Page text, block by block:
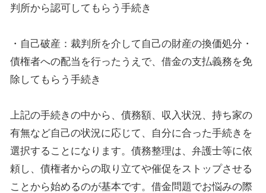
判所から認可してもらう手続き
・自己破産：裁判所を介して自己の財産の換価処分・
債権者への配当を行ったうえで、借金の支払義務を免
除してもらう手続き
上記の手続きの中から、債務額、収入状況、持ち家の
有無など自己の状況に応じて、自分に合った手続きを
選択することになります。債務整理は、弁護士等に依
頼し、債権者からの取り立てや催促をストップさせる
ことから始めるのが基本です。借金問題でお悩みの際